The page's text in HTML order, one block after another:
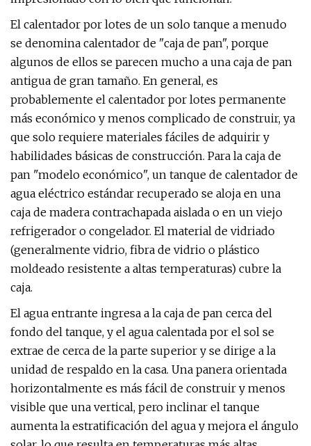
El calentador por lotes de un solo tanque a menudo
se denomina calentador de "caja de pan", porque
algunos de ellos se parecen mucho a una caja de pan
antigua de gran tamaño. En general, es
probablemente el calentador por lotes permanente
más económico y menos complicado de construir, ya
que solo requiere materiales fáciles de adquirir y
habilidades básicas de construcción. Para la caja de
pan "modelo económico", un tanque de calentador de
agua eléctrico estándar recuperado se aloja en una
caja de madera contrachapada aislada o en un viejo
refrigerador o congelador. El material de vidriado
(generalmente vidrio, fibra de vidrio o plástico
moldeado resistente a altas temperaturas) cubre la
caja.
El agua entrante ingresa a la caja de pan cerca del
fondo del tanque, y el agua calentada por el sol se
extrae de cerca de la parte superior y se dirige a la
unidad de respaldo en la casa. Una panera orientada
horizontalmente es más fácil de construir y menos
visible que una vertical, pero inclinar el tanque
aumenta la estratificación del agua y mejora el ángulo